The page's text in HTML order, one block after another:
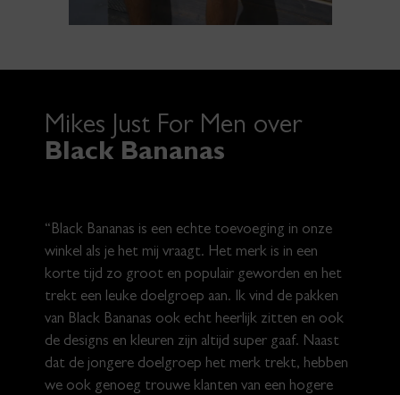
Mikes Just For Men over
Black Bananas
“Black Bananas is een echte toevoeging in onze
winkel als je het mij vraagt. Het merk is in een
korte tijd zo groot en populair geworden en het
trekt een leuke doelgroep aan. Ik vind de pakken
van Black Bananas ook echt heerlijk zitten en ook
de designs en kleuren zijn altijd super gaaf. Naast
dat de jongere doelgroep het merk trekt, hebben
we ook genoeg trouwe klanten van een hogere